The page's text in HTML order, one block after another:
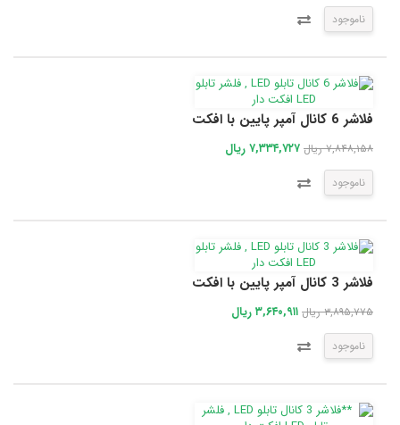
ناموجود
فلاشر 6 کانال آمپر پایین با افکت
۷,۸۴۸,۱۵۸ ریال ۷,۳۳۴,۷۲۷ ریال
ناموجود
فلاشر 3 کانال آمپر پایین با افکت
۳,۸۹۵,۷۷۵ ریال ۳,۶۴۰,۹۱۱ ریال
ناموجود